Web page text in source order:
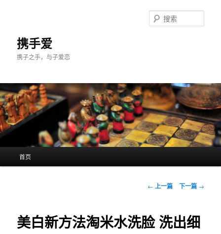
携手爱
携子之手，与子爱恋
索
首页
文
航
← 上一篇 下一篇 →
美白新方法淘米水洗脸 洗出细